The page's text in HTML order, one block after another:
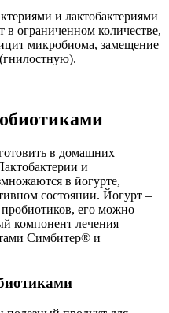
и лактобактериями
ограниченном количестве,
микробиома, замещение
в домашних
и
в йогурте,
состоянии. Йогурт –
его можно
компонент лечения
Симбитер® и